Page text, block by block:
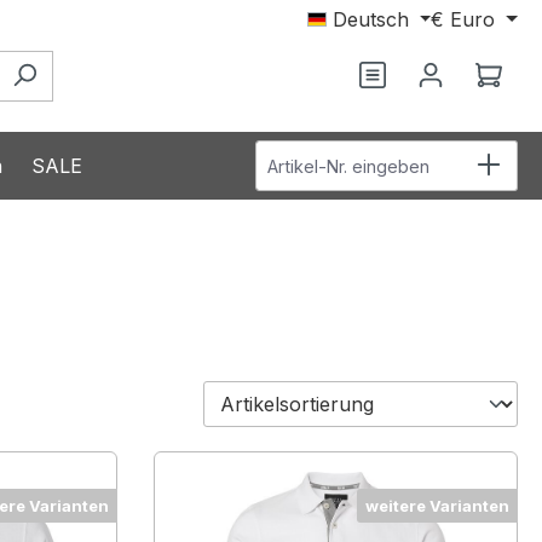
Deutsch € Euro
Du hast 0
SALE Artikel-Nr. eingeben
Varianten weitere Varianten